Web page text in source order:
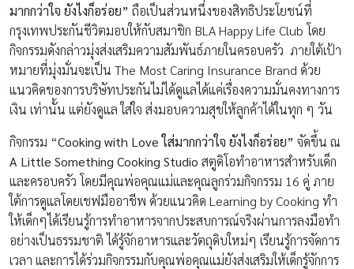
มากกว่าใจ ยังไงก็อร่อย” ถือเป็นส่วนหนึ่งของสิทธิประโยชน์ที่
กรุงเทพประกันชีวิตมอบให้กับสมาชิก BLA Happy Life Club โดย
กิจกรรมดังกล่าวมุ่งส่งเสริมความสัมพันธ์ภายในครอบครัว ภายใต้เป้า
หมายที่มุ่งมั่นจะเป็น The Most Caring Insurance Brand ด้วย
แนวคิดของการบริษัทประกันไม่ได้ดูแลได้แค่เรื่องความมั่นคงทางการ
เงิน เท่านั้น แต่ยังดูแล ใส่ใจ ส่งมอบความสุขให้ลูกค้าได้ในทุก ๆ วัน
กิจกรรม “Cooking with Love ใส่มากกว่าใจ ยังไงก็อร่อย” จัดขึ้น ณ
A Little Something Cooking Studio สตูดิโอทำอาหารสำหรับเด็ก
และครอบครัว โดยมีคุณพ่อคุณแม่และคุณลูกร่วมกิจกรรม 16 คู่ ภาย
ใต้การดูแลโดยเชฟมืออาชีพ ด้วยแนวคิด Learning by Cooking ทำ
ให้เด็กๆได้เรียนรู้การทำอาหารจากประสบการณ์จริงผ่านการลงมือทำ
อย่างเป็นธรรมชาติ ได้รู้จักอาหารและวัตถุดิบใหม่ๆ เรียนรู้การจัดการ
เวลา และการได้ร่วมกิจกรรมกับคุณพ่อคุณแม่ยังส่งเสริมให้เด็กรู้จักการ